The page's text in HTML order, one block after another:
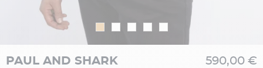
PAUL AND SHARK 590,00 €